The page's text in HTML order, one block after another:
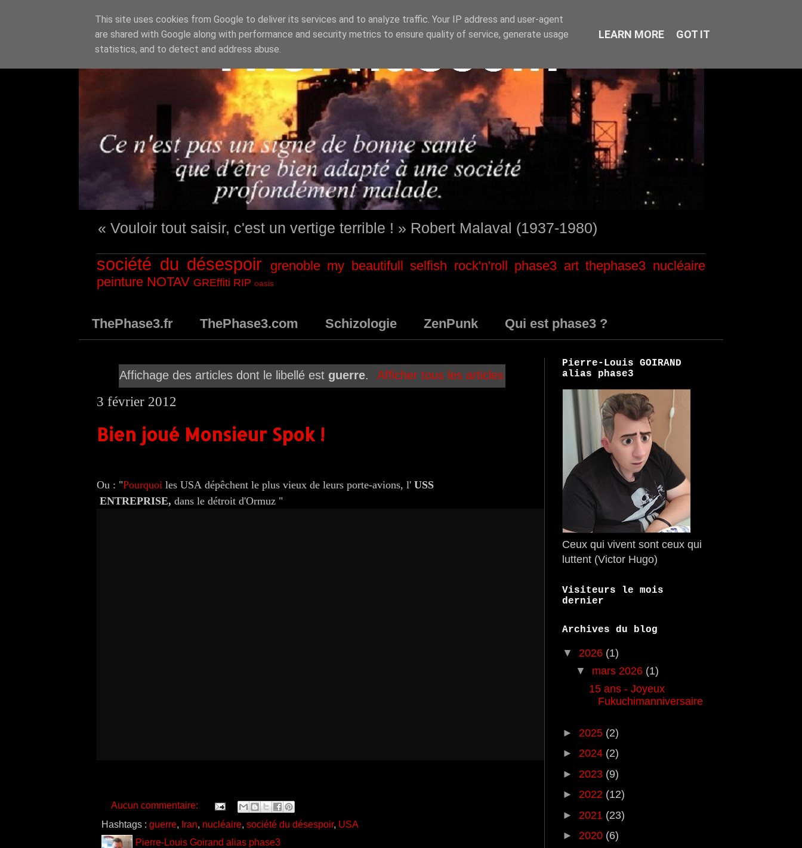
« Vouloir tout saisir, c'est un vertige terrible ! » Robert Malaval (1937-1980)
société du désespoir grenoble my beautifull selfish rock'n'roll phase3 art thephase3 nucléaire
peinture NOTAV GREffiti RIP oasis
ThePhase3.fr ThePhase3.com Schizologie ZenPunk Qui est phase3 ?
Affichage des articles dont le libellé est guerre. Afficher tous les articles
3 février 2012
Bien joué Monsieur Spok !
Ou : "Pourquoi les USA dépêchent le plus vieux de leurs porte-avions, l' USS
ENTREPRISE, dans le détroit d'Ormuz "
Aucun commentaire:
Hashtags : guerre, Iran, nucléaire, société du désespoir, USA
Pierre-Louis Goirand alias phase3
Pierre-Louis GOIRAND
alias phase3
Ceux qui vivent sont ceux qui
luttent (Victor Hugo)
Visiteurs le mois
dernier
Archives du blog
▼ 2026 (1)
▼ mars 2026 (1)
15 ans - Joyeux
Fukuchimanniversaire
► 2025 (2)
► 2024 (2)
► 2023 (9)
► 2022 (12)
► 2021 (23)
► 2020 (6)
This site uses cookies from Google to deliver its services and to analyze traffic. Your IP address and user-agent
are shared with Google along with performance and security metrics to ensure quality of service, generate usage
statistics, and to detect and address abuse.
LEARN MORE GOT IT